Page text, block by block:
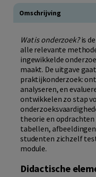
Omschrijving
Wat is onderzoek?is
alle relevante
ingewikkelde
maakt. De uitgave
praktijkonderzoek:
analyseren, en
ontwikkelen zo stap
theorie en
tabellen,
studenten zichzelf
module.
Didactische